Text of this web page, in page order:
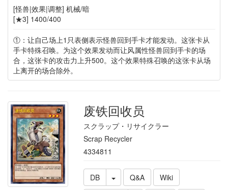
[怪兽|效果|调整] 机械/暗
[★3] 1400/400
①：让自己场上1只表侧表示怪兽回到手卡才能发动。这张卡从
手卡特殊召唤。为这个效果发动而让风属性怪兽回到手卡的场
合，这张卡的攻击力上升500。这个效果特殊召唤的这张卡从场
上离开的场合除外。
废铁回收员
スクラップ・リサイクラー
Scrap Recycler
4334811
DB Q&A
Wiki